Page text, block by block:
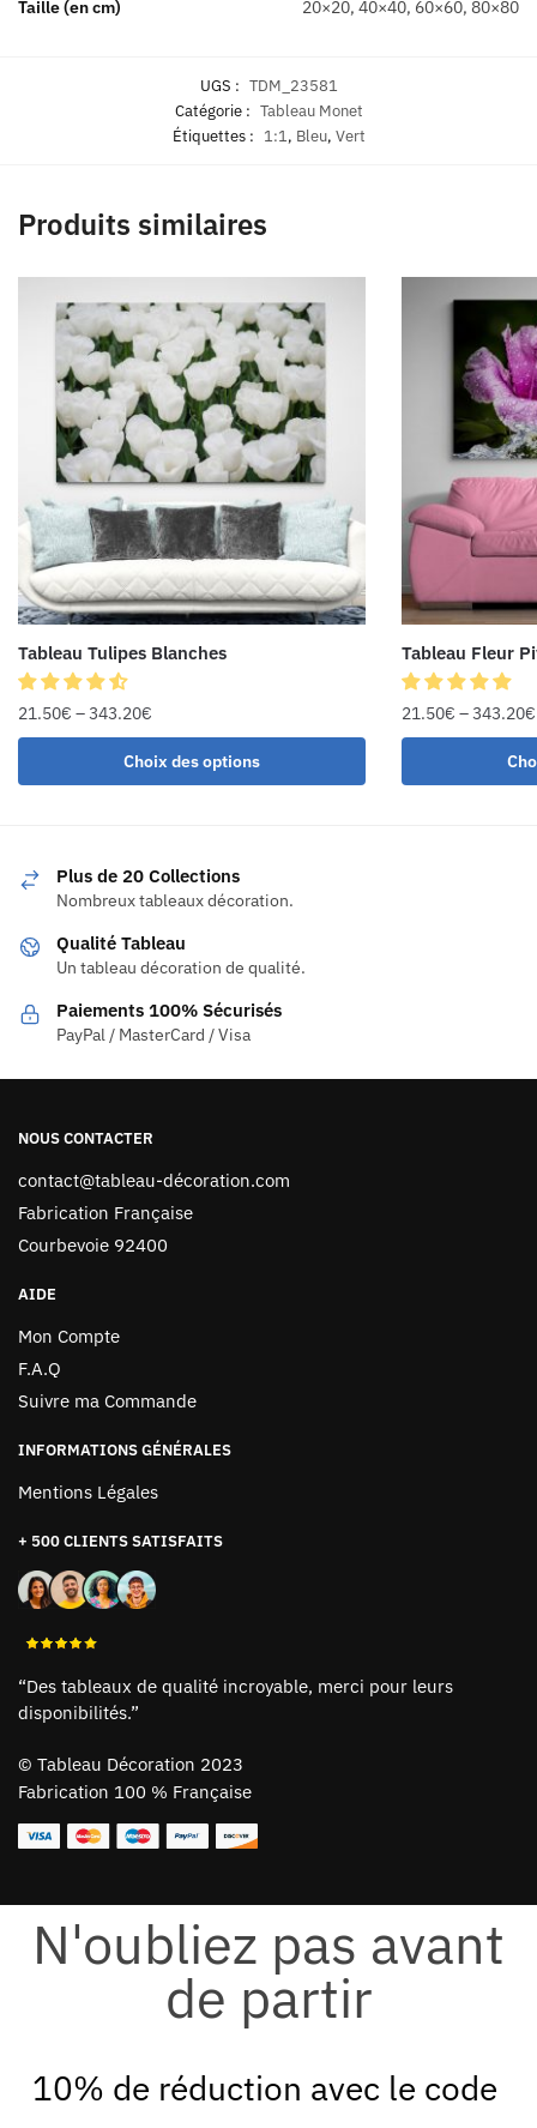
Taille (en cm) 20×20, 40×40, 60×60, 80×80
UGS : TDM_23581
Catégorie : Tableau Monet
Étiquettes : 1:1, Bleu, Vert
Produits similaires
Tableau Tulipes Blanches
21.50€ –343.20€
Choix des options
Tableau Fleur
21.50€ –343.20€
Plus de 20 Collections
Nombreux tableaux décoration.
Qualité Tableau
Un tableau décoration de qualité.
Paiements 100% Sécurisés
PayPal / MasterCard / Visa
NOUS CONTACTER
contact@tableau-décoration.com
Fabrication Française
Courbevoie 92400
AIDE
Mon Compte
F.A.Q
Suivre ma Commande
INFORMATIONS GÉNÉRALES
Mentions Légales
+ 500 CLIENTS SATISFAITS
“Des tableaux de qualité incroyable, merci pour leurs
disponibilités.”
© Tableau Décoration 2023
Fabrication 100 % Française
N'oubliez pas avant
de partir
10% de réduction avec le code